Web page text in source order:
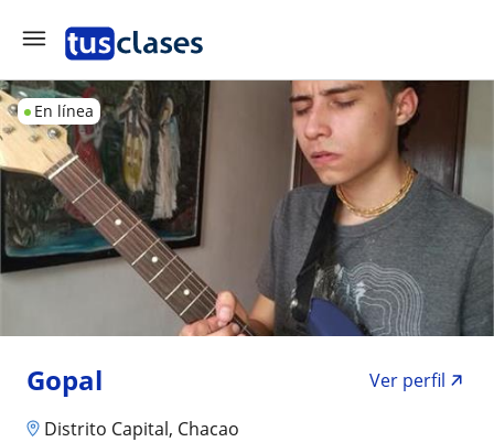
En línea
Gopal
Ver perfil
Distrito Capital, Chacao